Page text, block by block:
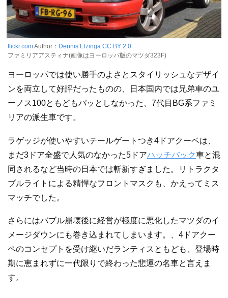
flickr.comAuthor： Dennis Elzinga CC BY 2.0
ファミリアアスティナ(画像はヨーロッパ版のマツダ323F)
ヨーロッパでは使い勝手のよさとスタイリッシュなデザイ
ンを両立して好評だったものの、日本国内では兄弟車のユ
ーノス100ともどもパッとしなかった、7代目BG系ファミ
リアの派生車です。
ラゲッジが使いやすいテールゲートつき4ドアクーペは、
まだ3ドア全盛で人気のなかった5ドアハッチバック車と混
同されるなど当時の日本では斬新すぎました。リトラクタ
ブルライトによる精悍なフロントマスクも、かえってミス
マッチでした。
さらにはバブル崩壊後に経営が極度に悪化したマツダのイ
メージダウンにも巻き込まれてしまいます。、4ドアクー
ペのコンセプトを受け継いだランティスともども、登場時
期に恵まれずに一代限りで終わった悲運の名車と言えま
す。